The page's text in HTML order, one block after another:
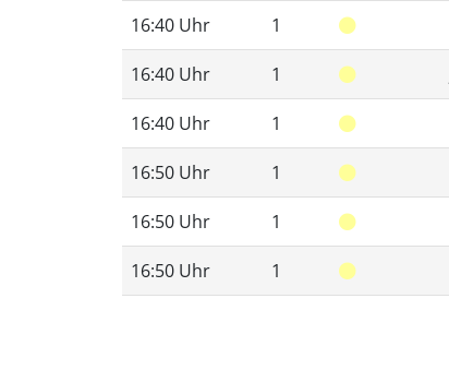
16:40 Uhr 1
16:40 Uhr 1
16:40 Uhr 1
16:50 Uhr 1
16:50 Uhr 1
16:50 Uhr 1